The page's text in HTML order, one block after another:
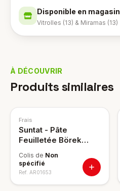
Disponible en magasin
Vitrolles (13) & Miramas (13)
À DÉCOUVRIR
Produits similaires
Frais
Suntat - Pâte
Feuilletée Börek
Colis de Non
spécifié
Ref. AR01653